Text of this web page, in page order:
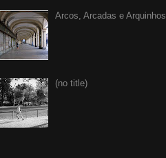
Arcos, Arcadas e Arquinhos
(no title)